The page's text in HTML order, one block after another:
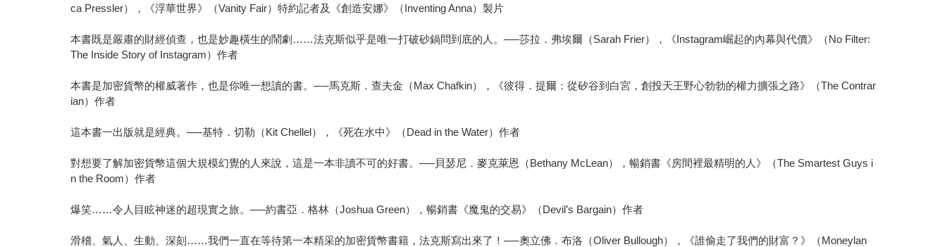
ca Pressler），《浮華世界》（Vanity Fair）特約記者及《創造安娜》（Inventing Anna）製片
本書既是嚴肅的財經偵查，也是妙趣橫生的鬧劇……法克斯似乎是唯一打破砂鍋問到底的人。──莎拉．弗埃爾（Sarah Frier），《Instagram崛起的內幕與代價》（No Filter:
The Inside Story of Instagram）作者
本書是加密貨幣的權威著作，也是你唯一想讀的書。──馬克斯．查夫金（Max Chafkin），《彼得．提爾：從矽谷到白宮，創投天王野心勃勃的權力擴張之路》（The Contrar
ian）作者
這本書一出版就是經典。──基特．切勒（Kit Chellel），《死在水中》（Dead in the Water）作者
對想要了解加密貨幣這個大規模幻覺的人來說，這是一本非讀不可的好書。──貝瑟尼．麥克萊恩（Bethany McLean），暢銷書《房間裡最精明的人》（The Smartest Guys i
n the Room）作者
爆笑……令人目眩神迷的超現實之旅。──約書亞．格林（Joshua Green），暢銷書《魔鬼的交易》（Devil’s Bargain）作者
滑稽、氣人、生動、深刻……我們一直在等待第一本精采的加密貨幣書籍，法克斯寫出來了！──奧立佛．布洛（Oliver Bullough），《誰偷走了我們的財富？》（Moneylan